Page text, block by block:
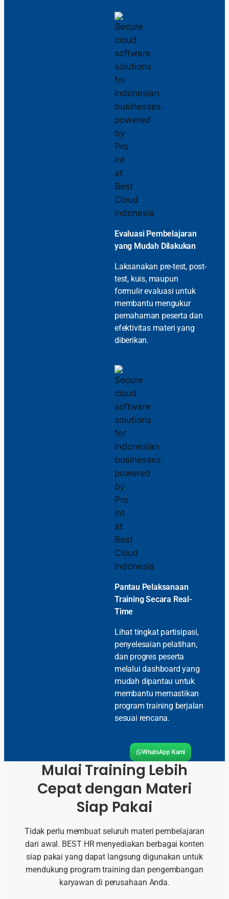
Evaluasi Pembelajaran
yang Mudah Dilakukan
Laksanakan pre-test, post-
test, kuis, maupun
formulir evaluasi untuk
membantu mengukur
pemahaman peserta dan
efektivitas materi yang
diberikan.
Pantau Pelaksanaan
Training Secara Real-
Time
Lihat tingkat partisipasi,
penyelesaian pelatihan,
dan progres peserta
melalui dashboard yang
mudah dipantau untuk
membantu memastikan
program training berjalan
sesuai rencana.
WhatsApp Kami
Mulai Training Lebih
Cepat dengan Materi
Siap Pakai
Tidak perlu membuat seluruh materi pembelajaran
dari awal. BEST HR menyediakan berbagai konten
siap pakai yang dapat langsung digunakan untuk
mendukung program training dan pengembangan
karyawan di perusahaan Anda.